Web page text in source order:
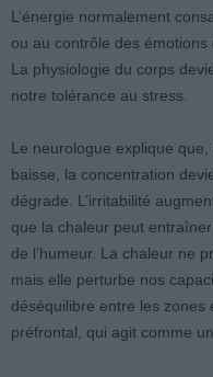
L’énergie normalement
ou au contrôle des
La physiologie du corps
notre tolérance au stress.
Le neurologue explique
baisse, la concentration
dégrade. L’irritabilité
que la chaleur peut
de l’humeur. La chaleur ne
mais elle perturbe nos
déséquilibre entre les zones
préfrontal, qui agit comme